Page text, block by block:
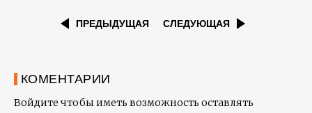
ПРЕДЫДУЩАЯ СЛЕДУЮЩАЯ
КОМЕНТАРИИ
Войдите чтобы иметь возможность оставлять